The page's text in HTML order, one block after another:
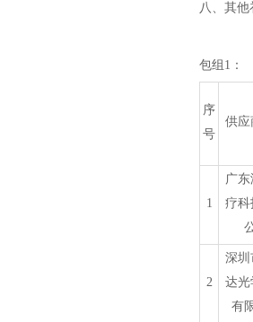
八、其他
包组 1：
序
号
供应
1
广东
疗科
2
深圳
达光
有